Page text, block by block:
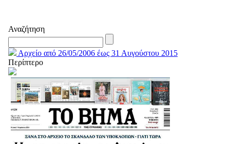
Αναζήτηση
Αρχείο από 26/05/2006 έως 31 Αυγούστου 2015
Περίπτερο